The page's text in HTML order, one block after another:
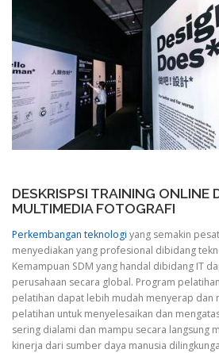
DESKRISPSI TRAINING ONLINE
MULTIMEDIA FOTOGRAFI
Perkembangan teknologi yang semakin
menyediakan yang profesional dibidang
Kemampuan SDM yang handal dibidang IT
perusahaan secara global. Program
pelatihan dapat lebih mudah menyerap dan
pelatihan untuk menyelesaikan dan
sering dialami dan mampu secara langsung
kinerja dari sumber daya manusia